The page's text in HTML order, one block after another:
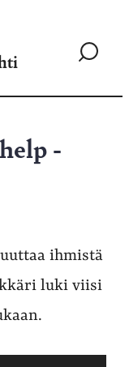
Siirry
-
ihmistä
luki viisi